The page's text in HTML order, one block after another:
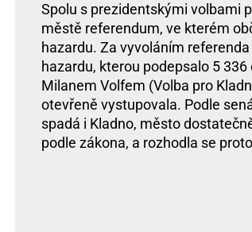
Spolu s prezidentskými volbami
městě referendum, ve kterém
hazardu. Za vyvoláním
hazardu, kterou podepsalo 5
Milanem Volfem (Volba pro
otevřeně vystupovala. Podle
spadá i Kladno, město
podle zákona, a rozhodla se